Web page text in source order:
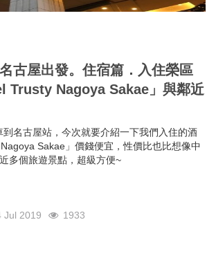
名古屋出發。住宿篇．入住榮區
Trusty Nagoya Sakae」與鄰近
到名古屋站，今次就要介紹一下我們入住的酒
Sakae」價錢便宜，性價比也比想像中
多個旅遊景點，超級方便~
Jul 2019 1933